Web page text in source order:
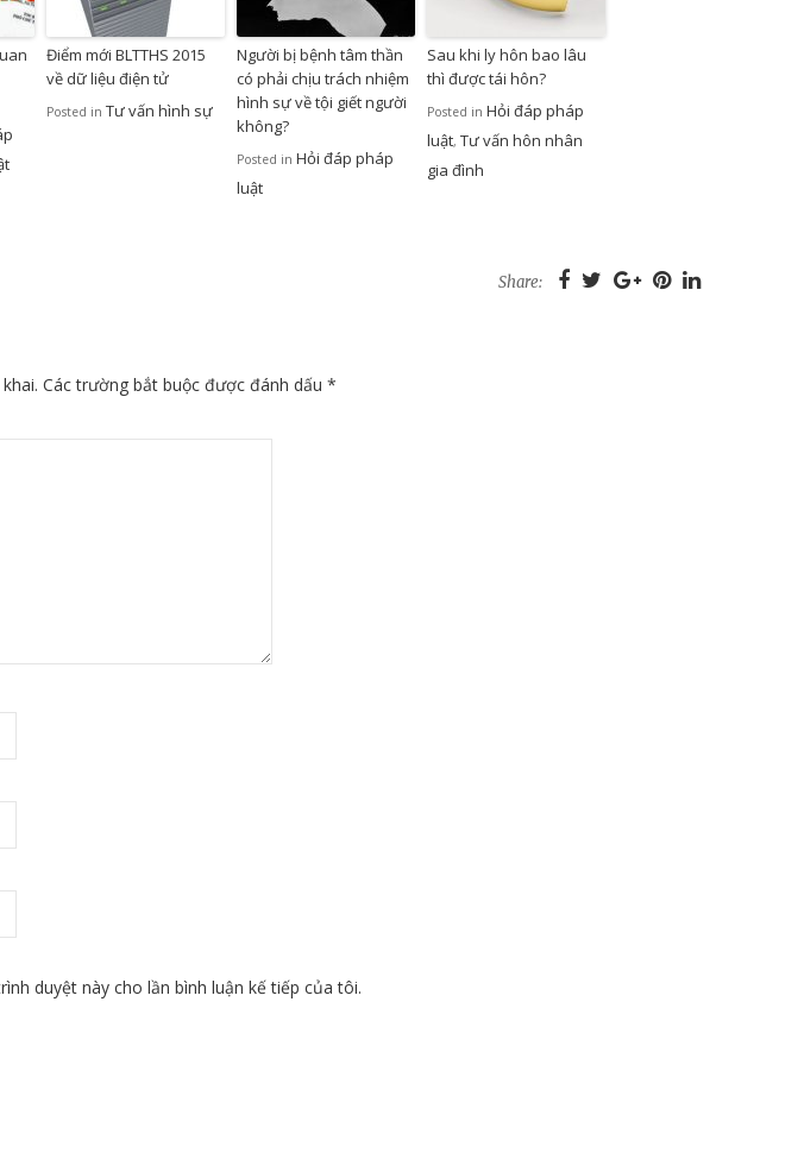
Điểm mới BLTTHS 2015
về dữ liệu điện tử
Posted in Tư vấn hình sự
Người bị bệnh tâm thần
có phải chịu trách nhiệm
hình sự về tội giết người
không?
Posted in Hỏi đáp pháp
luật
Sau khi ly hôn bao lâu
thì được tái hôn?
Posted in Hỏi đáp pháp
luật, Tư vấn hôn nhân
gia đình
Share:
Các trường bắt buộc được đánh dấu *
duyệt này cho lần bình luận kế tiếp của tôi.